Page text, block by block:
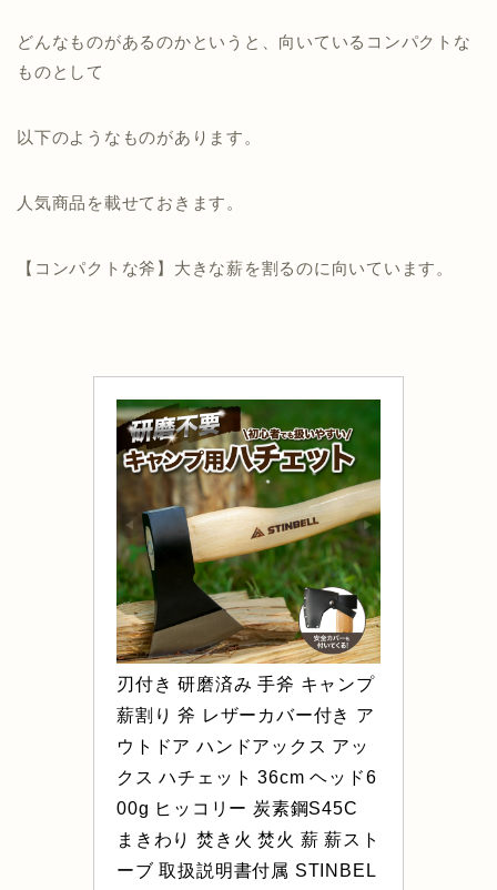
どんなものがあるのかというと、向いているコンパクトな
ものとして
以下のようなものがあります。
人気商品を載せておきます。
【コンパクトな斧】大きな薪を割るのに向いています。
刃付き 研磨済み 手斧 キャンプ
薪割り 斧 レザーカバー付き ア
ウトドア ハンドアックス アッ
クス ハチェット 36cm ヘッド6
00g ヒッコリー 炭素鋼S45C
まきわり 焚き火 焚火 薪 薪スト
ーブ 取扱説明書付属 STINBEL